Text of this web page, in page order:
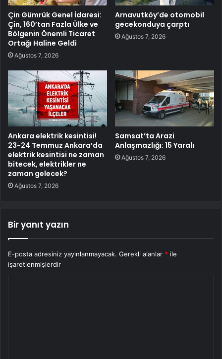
Çin Gümrük Genel İdaresi:
Çin, 160’tan Fazla Ülke ve
Bölgenin Önemli Ticaret
Ortağı Haline Geldi
Ağustos 7, 2026
Arnavutköy’de otomobil
gecekonduya çarptı
Ağustos 7, 2026
Ankara elektrik kesintisi!
23-24 Temmuz Ankara’da
elektrik kesintisi ne zaman
bitecek, elektrikler ne
zaman gelecek?
Ağustos 7, 2026
Samsat’ta Arazi
Anlaşmazlığı: 15 Yaralı
Ağustos 7, 2026
Bir yanıt yazın
E-posta adresiniz yayınlanmayacak. Gerekli alanlar * ile
işaretlenmişlerdir